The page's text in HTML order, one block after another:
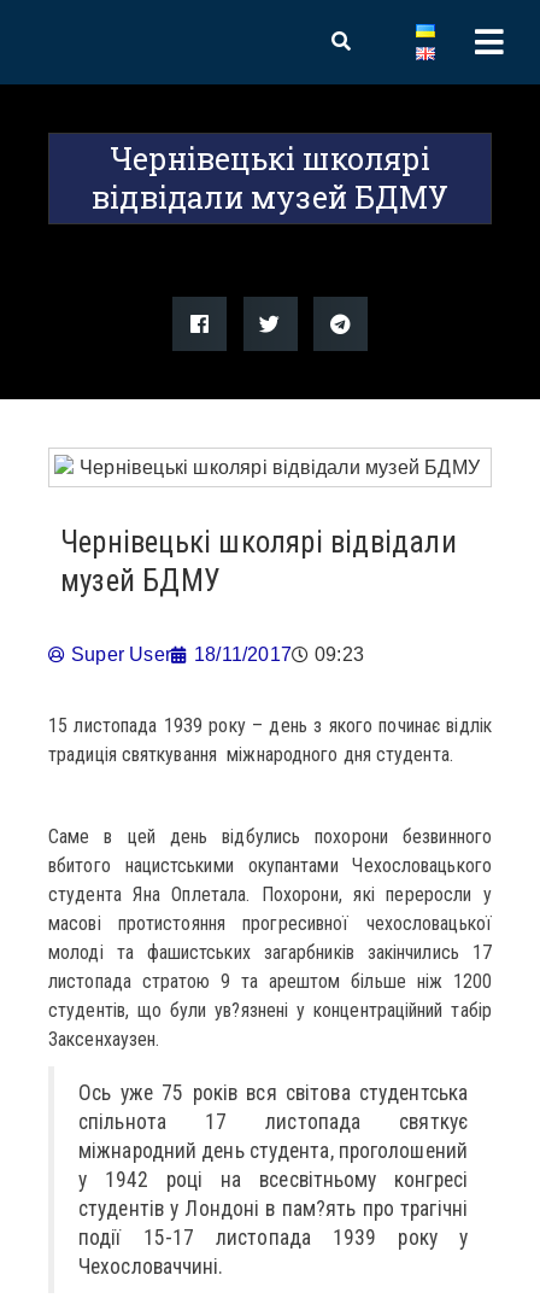
Чернівецькі школярі
відвідали музей БДМУ
Чернівецькі школярі відвідали
музей БДМУ
Super User 18/11/2017 09:23
15 листопада 1939 року – день з якого починає відлік
традиція святкування міжнародного дня студента.
Саме в цей день відбулись похорони безвинного
вбитого нацистськими окупантами Чехословацького
студента Яна Оплетала. Похорони, які переросли у
масові протистояння прогресивної чехословацької
молоді та фашистських загарбників закінчились 17
листопада стратою 9 та арештом більше ніж 1200
студентів, що були ув?язнені у концентраційний табір
Заксенхаузен.
Ось уже 75 років вся світова студентська
спільнота 17 листопада святкує
міжнародний день студента, проголошений
у 1942 році на всесвітньому конгресі
студентів у Лондоні в пам?ять про трагічні
події 15-17 листопада 1939 року у
Чехословаччині.